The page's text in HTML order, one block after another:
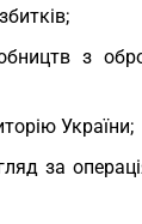
з
України;
за